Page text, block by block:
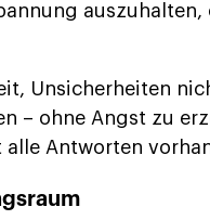
auszuhalten,
Unsicherheiten
– ohne Angst zu
Antworten